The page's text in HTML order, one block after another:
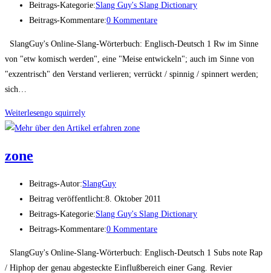
Beitrags-Kategorie:Slang Guy's Slang Dictionary
Beitrags-Kommentare:0 Kommentare
SlangGuy's Online-Slang-Wörterbuch: Englisch-Deutsch 1 Rw im Sinne
von "etw komisch werden", eine "Meise entwickeln"; auch im Sinne von
"exzentrisch" den Verstand verlieren; verrückt / spinnig / spinnert werden;
sich…
Weiterlesengo squir­rely
zone
Beitrags-Autor:SlangGuy
Beitrag veröffentlicht:8. Oktober 2011
Beitrags-Kategorie:Slang Guy's Slang Dictionary
Beitrags-Kommentare:0 Kommentare
SlangGuy's Online-Slang-Wörterbuch: Englisch-Deutsch 1 Subs note Rap
/ Hiphop der genau abgesteckte Einflußbereich einer Gang. Revier